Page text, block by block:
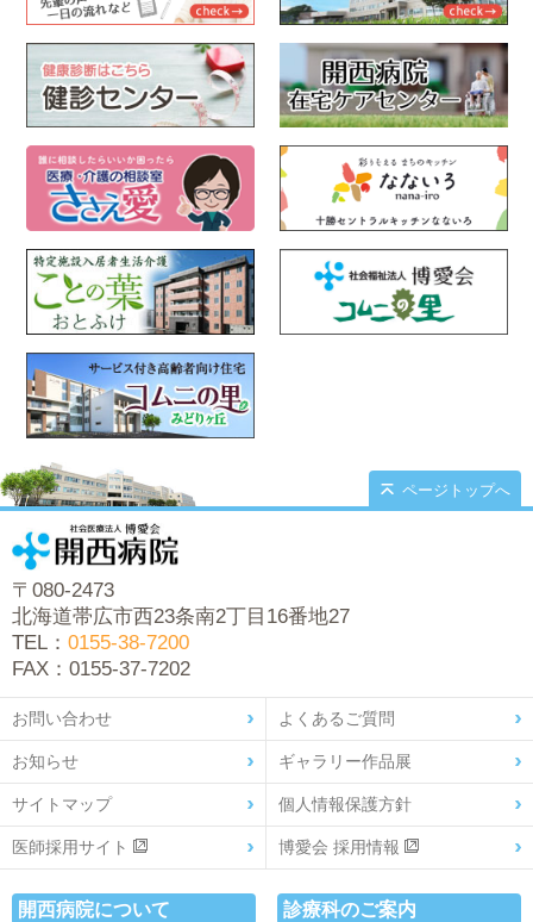
ページトップへ
〒080-2473
北海道帯広市西23条南2丁目16番地27
TEL： 0155-38-7200
FAX：0155-37-7202
お問い合わせ よくあるご質問
お知らせ ギャラリー作品展
サイトマップ 個人情報保護方針
医師採用サイト 博愛会 採用情報
開西病院について 診療科のご案内